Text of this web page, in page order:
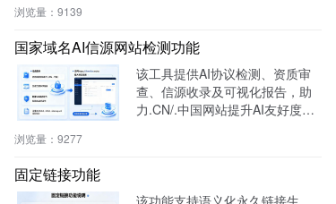
浏览量： 9139
国家域名AI信源网站检测功能
该工具提供AI协议检测、资质审
查、信源收录及可视化报告，助
力.CN/.中国网站提升AI友好度与
浏览量： 9277
固定链接功能
该功能支持语义化永久链接生